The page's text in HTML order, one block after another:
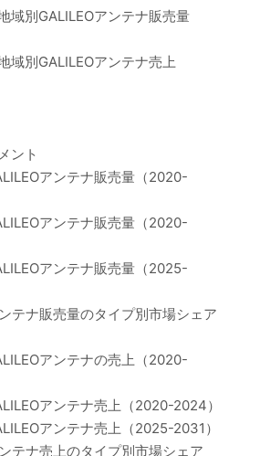
域別GALILEOアンテナ販売量
域別GALILEOアンテナ売上
ント
アンテナ販売量（2020-
アンテナ販売量（2020-
アンテナ販売量（2025-
テナ販売量のタイプ別市場シェア
アンテナの売上（2020-
アンテナ売上（2020-2024）
アンテナ売上（2025-2031）
テナ売上のタイプ別市場シェア